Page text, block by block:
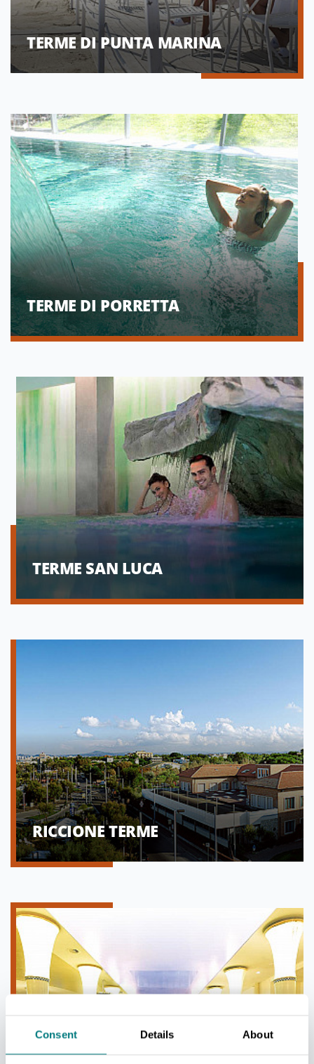
Consent Details About
TERME DI PUNTA MARINA
TERME DI PORRETTA
TERME SAN LUCA
RICCIONE TERME